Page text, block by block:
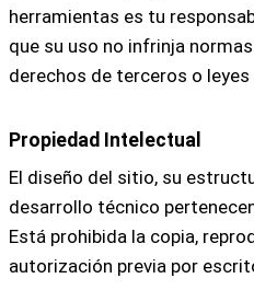
herramientas es tu
que su uso no infrinja
derechos de terceros o leyes
Propiedad Intelectual
El diseño del sitio, su
desarrollo técnico
Está prohibida la copia,
autorización previa por